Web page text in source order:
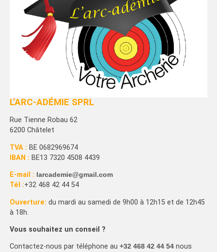
L’ARC-ADÉMIE SPRL
Rue Tienne Robau 62
6200 Châtelet
TVA : BE 0682969674
IBAN : BE13 7320 4508 4439
E-mail : larcademie@gmail.com
Tél :+32 468 42 44 54
Ouverture: du mardi au samedi de 9h00 à 12h15 et de 12h45
à 18h.
Vous souhaitez un conseil ?
Contactez-nous par téléphone au +32 468 42 44 54 nous